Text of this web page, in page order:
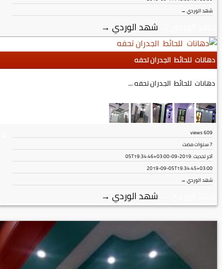
شهد الوردي →
شهد الوردي →
دهانات للحائط الجدران تحفه
دهانات للحائط الجدران تحفه ...
609
views
7 سنوات مضت
آخر تحديث :2019-09-05T19:34:46+03:00
2019-09-05T19:34:45+03:00
شهد الوردي →
شهد الوردي →